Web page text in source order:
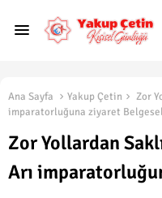
Ana Sayfa Yakup Çetin
Zor
imparatorluğuna ziyaret
Zor Yollardan
Arı